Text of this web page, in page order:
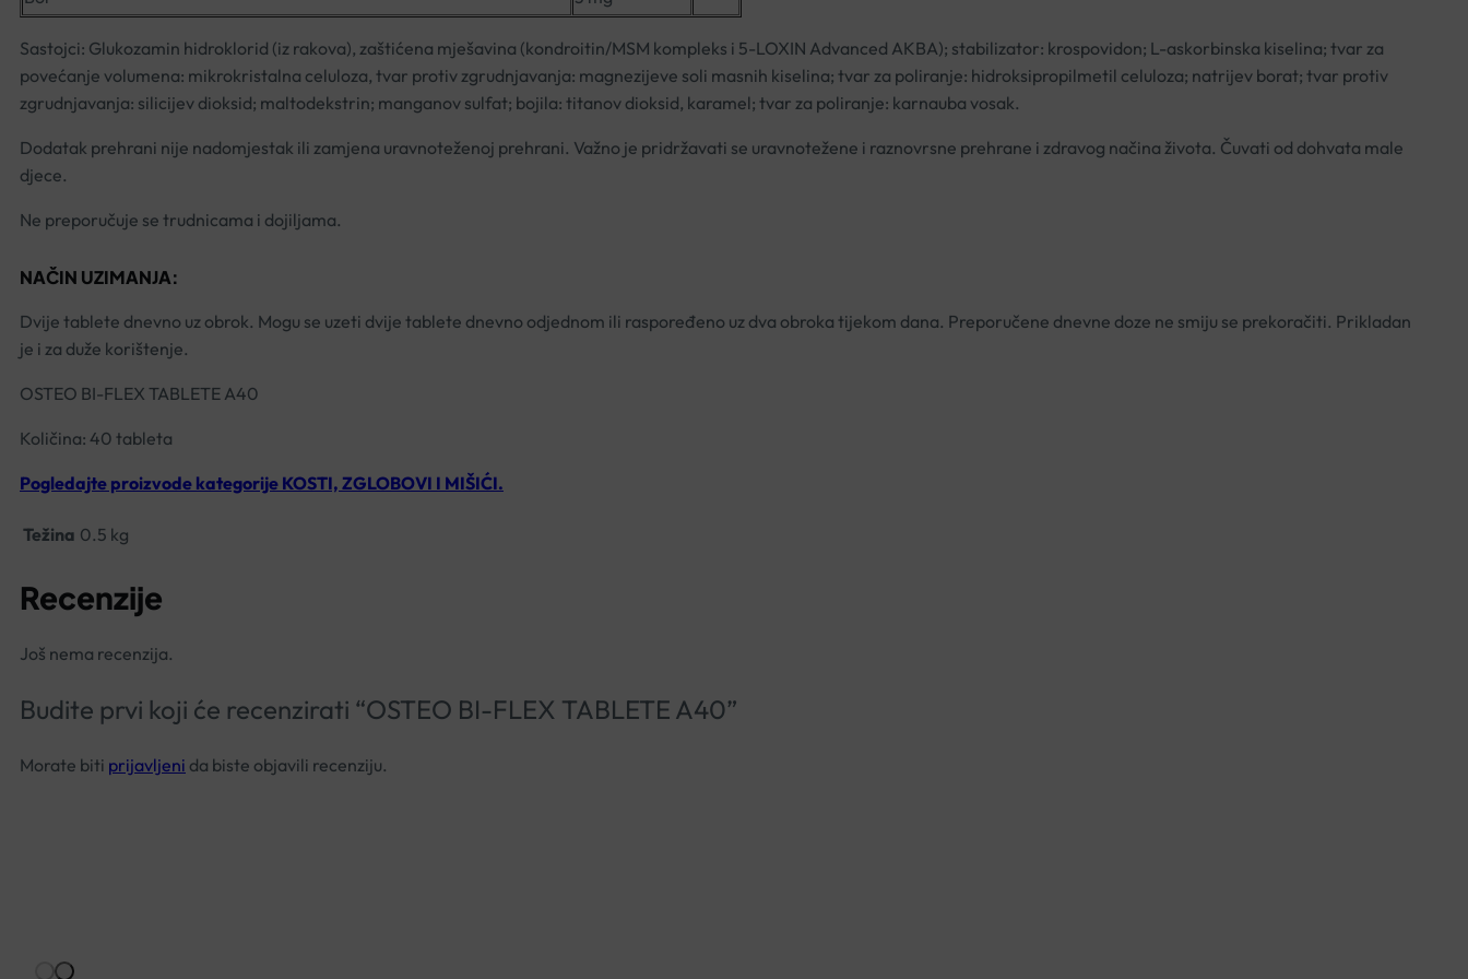
Sastojci: Glukozamin hidroklorid (iz rakova), zaštićena mješavina (kondroitin/MSM kompleks i 5-LOXIN Advanced AKBA); stabilizator: krospovidon; L-askorbinska kiselina; tvar za
povećanje volumena: mikrokristalna celuloza, tvar protiv zgrudnjavanja: magnezijeve soli masnih kiselina; tvar za poliranje: hidroksipropilmetil celuloza; natrijev borat; tvar protiv
zgrudnjavanja: silicijev dioksid; maltodekstrin; manganov sulfat; bojila: titanov dioksid, karamel; tvar za poliranje: karnauba vosak.
Dodatak prehrani nije nadomjestak ili zamjena uravnoteženoj prehrani. Važno je pridržavati se uravnotežene i raznovrsne prehrane i zdravog načina života. Čuvati od dohvata male
djece.
Ne preporučuje se trudnicama i dojiljama.
NAČIN UZIMANJA:
Dvije tablete dnevno uz obrok. Mogu se uzeti dvije tablete dnevno odjednom ili raspoređeno uz dva obroka tijekom dana. Preporučene dnevne doze ne smiju se prekoračiti. Prikladan
je i za duže korištenje.
OSTEO BI-FLEX TABLETE A40
Količina: 40 tableta
Pogledajte proizvode kategorije KOSTI, ZGLOBOVI I MIŠIĆI.
Težina 0.5 kg
Recenzije
Još nema recenzija.
Budite prvi koji će recenzirati “OSTEO BI-FLEX TABLETE A40”
Morate biti prijavljeni da biste objavili recenziju.